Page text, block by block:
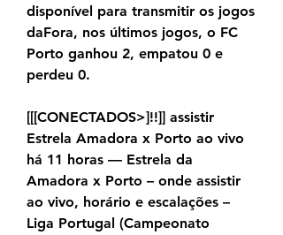
disponível para transmitir os jogos
daFora, nos últimos jogos, o FC
Porto ganhou 2, empatou 0 e
perdeu 0.
[[[CONECTADOS>]!!]] assistir
Estrela Amadora x Porto ao vivo
há 11 horas — Estrela da
Amadora x Porto – onde assistir
ao vivo, horário e escalações –
Liga Portugal (Campeonato